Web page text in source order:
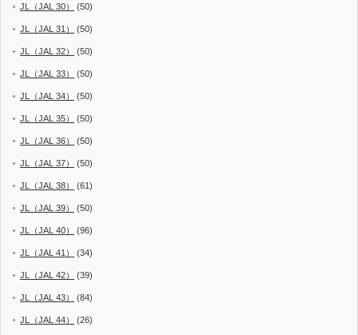
JL（JAL 30） (50)
JL（JAL 31） (50)
JL（JAL 32） (50)
JL（JAL 33） (50)
JL（JAL 34） (50)
JL（JAL 35） (50)
JL（JAL 36） (50)
JL（JAL 37） (50)
JL（JAL 38） (61)
JL（JAL 39） (50)
JL（JAL 40） (96)
JL（JAL 41） (34)
JL（JAL 42） (39)
JL（JAL 43） (84)
JL（JAL 44） (26)